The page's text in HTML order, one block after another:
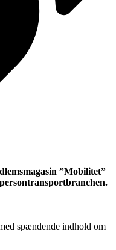
”Mobilitet”
spændende indhold om